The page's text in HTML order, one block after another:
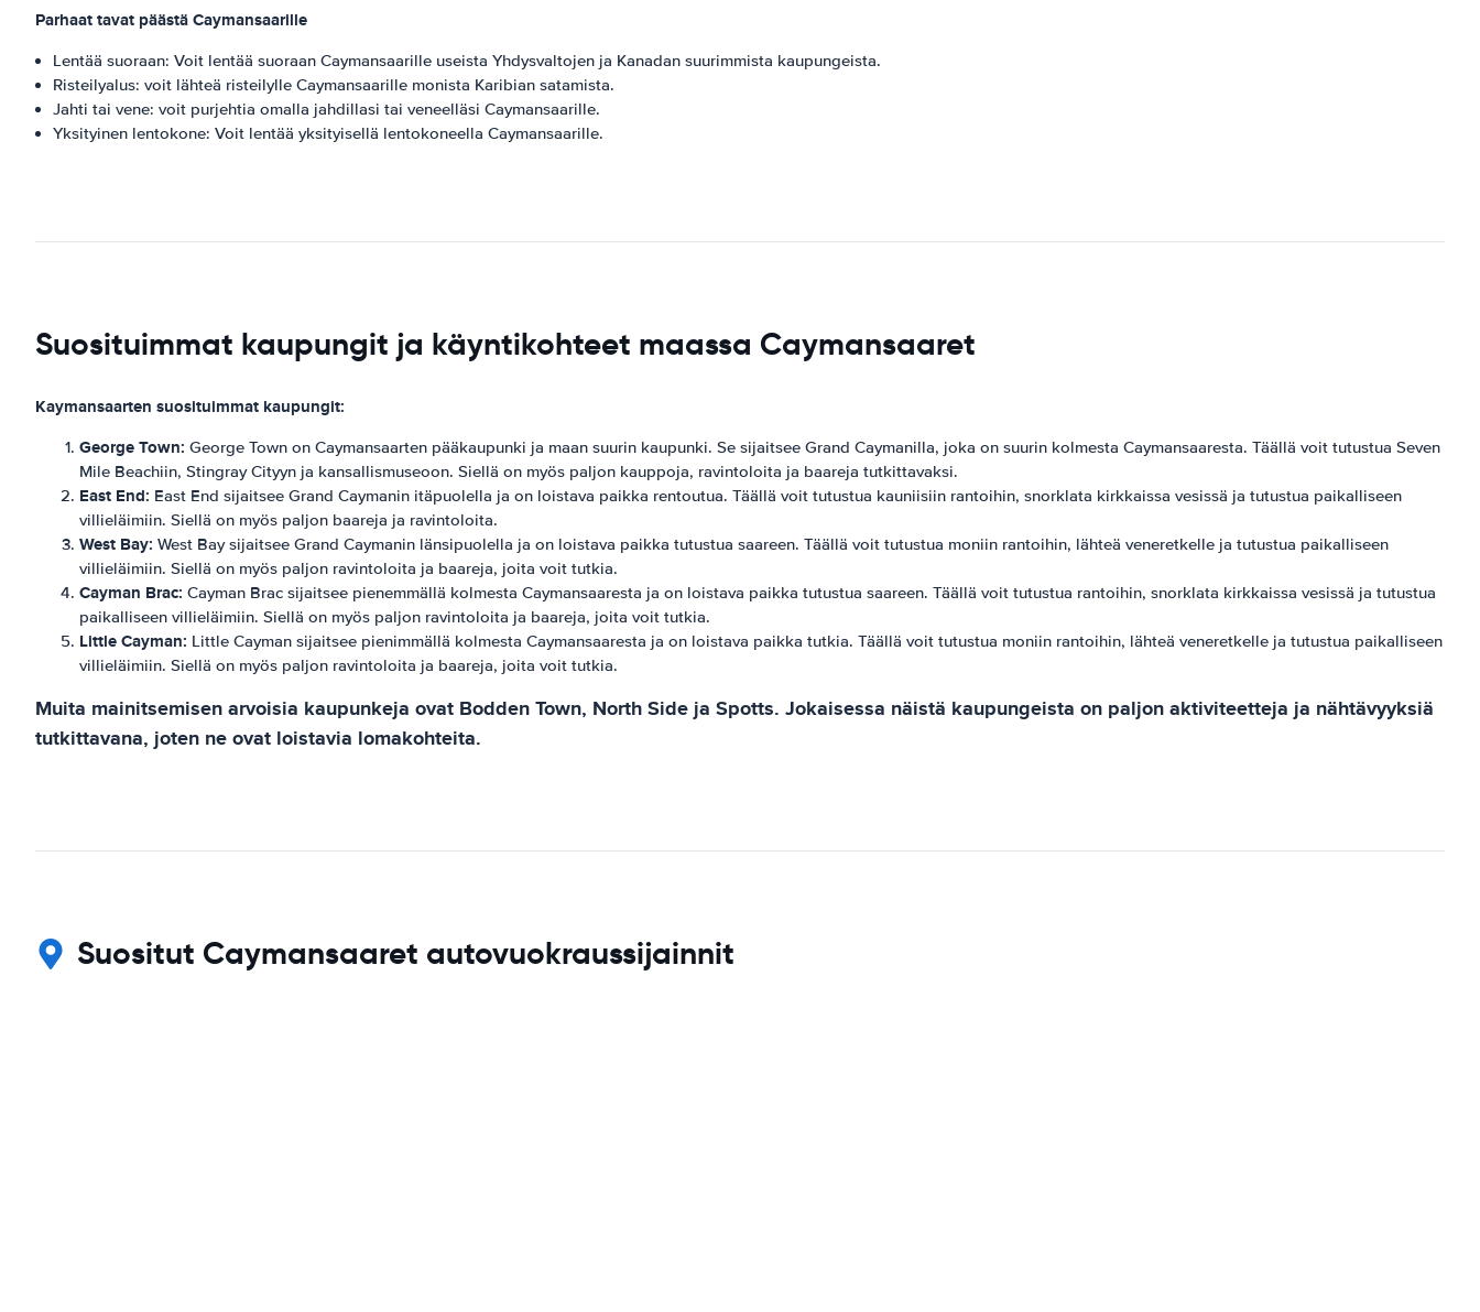
Parhaat tavat päästä Caymansaarille
Lentää suoraan: Voit lentää suoraan Caymansaarille useista Yhdysvaltojen ja Kanadan suurimmista kaupungeista.
Risteilyalus: voit lähteä risteilylle Caymansaarille monista Karibian satamista.
Jahti tai vene: voit purjehtia omalla jahdillasi tai veneelläsi Caymansaarille.
Yksityinen lentokone: Voit lentää yksityisellä lentokoneella Caymansaarille.
Suosituimmat kaupungit ja käyntikohteet maassa Caymansaaret
Kaymansaarten suosituimmat kaupungit:
George Town: George Town on Caymansaarten pääkaupunki ja maan suurin kaupunki. Se sijaitsee Grand Caymanilla, joka on suurin kolmesta Caymansaaresta. Täällä voit tutustua Seven
Mile Beachiin, Stingray Cityyn ja kansallismuseoon. Siellä on myös paljon kauppoja, ravintoloita ja baareja tutkittavaksi.
East End: East End sijaitsee Grand Caymanin itäpuolella ja on loistava paikka rentoutua. Täällä voit tutustua kauniisiin rantoihin, snorklata kirkkaissa vesissä ja tutustua paikalliseen
villieläimiin. Siellä on myös paljon baareja ja ravintoloita.
West Bay: West Bay sijaitsee Grand Caymanin länsipuolella ja on loistava paikka tutustua saareen. Täällä voit tutustua moniin rantoihin, lähteä veneretkelle ja tutustua paikalliseen
villieläimiin. Siellä on myös paljon ravintoloita ja baareja, joita voit tutkia.
Cayman Brac: Cayman Brac sijaitsee pienemmällä kolmesta Caymansaaresta ja on loistava paikka tutustua saareen. Täällä voit tutustua rantoihin, snorklata kirkkaissa vesissä ja tutustua
paikalliseen villieläimiin. Siellä on myös paljon ravintoloita ja baareja, joita voit tutkia.
Little Cayman: Little Cayman sijaitsee pienimmällä kolmesta Caymansaaresta ja on loistava paikka tutkia. Täällä voit tutustua moniin rantoihin, lähteä veneretkelle ja tutustua paikalliseen
villieläimiin. Siellä on myös paljon ravintoloita ja baareja, joita voit tutkia.
Muita mainitsemisen arvoisia kaupunkeja ovat Bodden Town, North Side ja Spotts. Jokaisessa näistä kaupungeista on paljon aktiviteetteja ja nähtävyyksiä
tutkittavana, joten ne ovat loistavia lomakohteita.
Suositut Caymansaaret autovuokraussijainnit